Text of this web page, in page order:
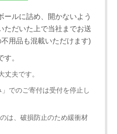
ールに詰め、開かないよう
ただいた上で当社までお送
用品も混載いただけます)
す。
丈夫です。
でのご寄付は受付を停止し
は、破損防止のため緩衝材